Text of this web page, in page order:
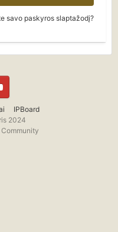
savo paskyros slaptažodį?
IPBoard
2024